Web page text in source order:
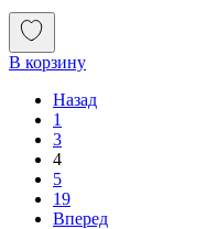
В корзину
Назад
1
3
4
5
19
Вперед